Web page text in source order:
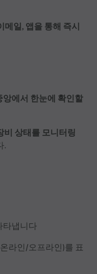
메일, 앱을 통해 즉시
에서 한눈에 확인할
비 상태를 모니터링
.
타냅니다
라인/오프라인)를 표